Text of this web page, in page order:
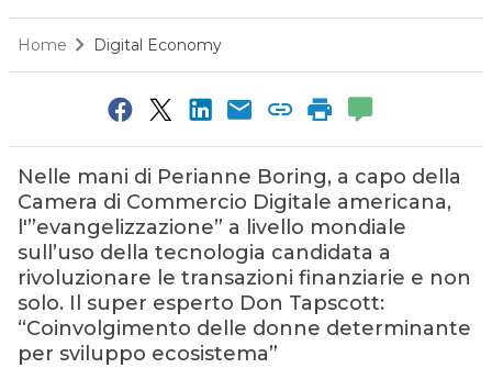
Home Digital Economy
Nelle mani di Perianne Boring, a capo della
Camera di Commercio Digitale americana,
l'”evangelizzazione” a livello mondiale
sull’uso della tecnologia candidata a
rivoluzionare le transazioni finanziarie e non
solo. Il super esperto Don Tapscott:
“Coinvolgimento delle donne determinante
per sviluppo ecosistema”